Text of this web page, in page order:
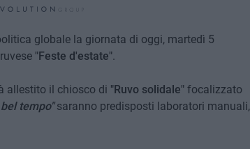
globale la giornata di oggi, martedì 5
"Feste d'estate".
allestito il chiosco di "Ruvo solidale"focalizzato
tempo"saranno predisposti laboratori manuali,